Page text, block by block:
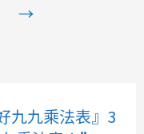
→
九乘法表』3